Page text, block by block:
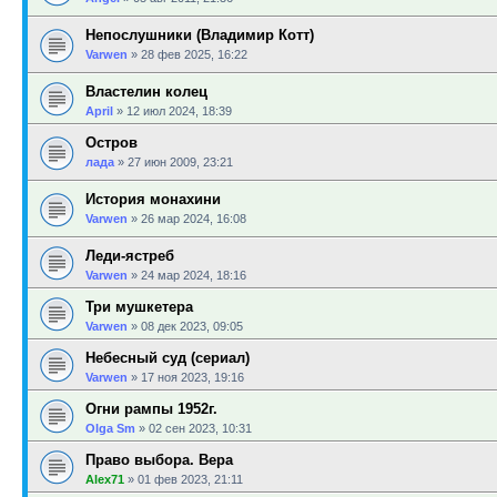
Непослушники (Владимир Котт)
Varwen » 28 фев 2025, 16:22
Властелин колец
April » 12 июл 2024, 18:39
Остров
лада » 27 июн 2009, 23:21
История монахини
Varwen » 26 мар 2024, 16:08
Леди-ястреб
Varwen » 24 мар 2024, 18:16
Три мушкетера
Varwen » 08 дек 2023, 09:05
Небесный суд (сериал)
Varwen » 17 ноя 2023, 19:16
Огни рампы 1952г.
Olga Sm » 02 сен 2023, 10:31
Право выбора. Вера
Alex71 » 01 фев 2023, 21:11